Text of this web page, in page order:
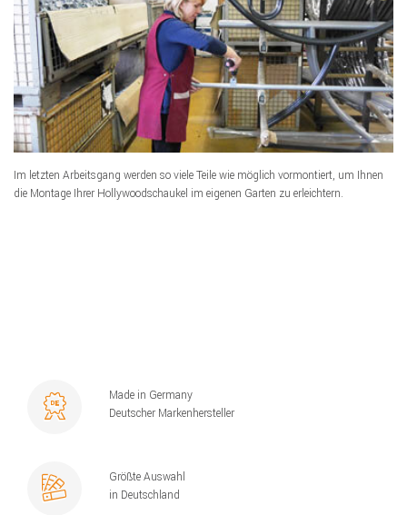
Im letzten Arbeitsgang werden so viele Teile wie möglich vormontiert, um Ihnen
die Montage Ihrer Hollywoodschaukel im eigenen Garten zu erleichtern.
Made in Germany
Deutscher Markenhersteller
Größte Auswahl
in Deutschland